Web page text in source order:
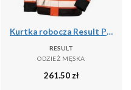
Kurtka robocza Result Prism PU Safe & Dry
RESULT
ODZIEŻ MĘSKA
261.50 zł